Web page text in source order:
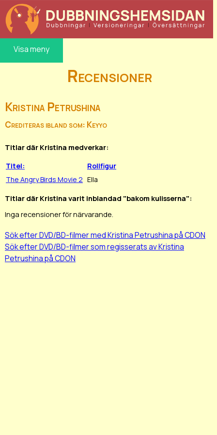
Visa meny
Recensioner
Kristina Petrushina
Crediteras ibland som: Keyyo
Titlar där Kristina medverkar:
Titel:
Rollfigur
The Angry Birds Movie 2 Ella
Titlar där Kristina varit inblandad "bakom kulisserna":
Inga recensioner för närvarande.
Sök efter DVD/BD-filmer med Kristina Petrushina på CDON
Sök efter DVD/BD-filmer som regisserats av Kristina
Petrushina på CDON